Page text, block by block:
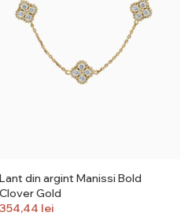
Lant din argint Manissi Bold
Clover Gold
354,44 lei